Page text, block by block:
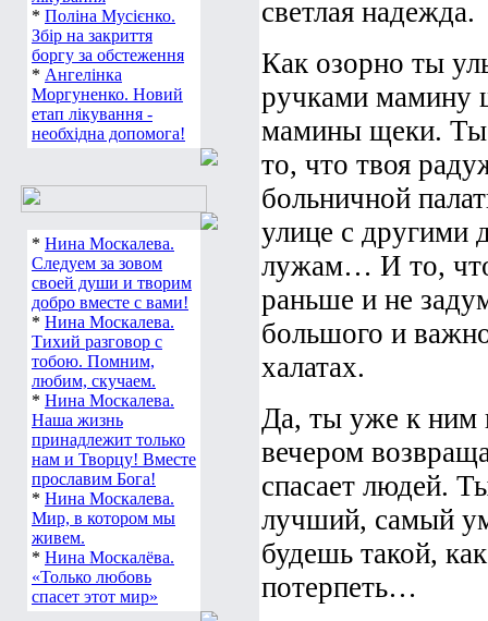
* Поліна Мусієнко.
Збір на закриття
боргу за обстеження
* Ангелінка
Моргуненко. Новий
етап лікування -
необхідна допомога!
* Нина Москалева.
Следуем за зовом
своей души и творим
добро вместе с вами!
* Нина Москалева.
Тихий разговор с
тобою. Помним,
любим, скучаем.
* Нина Москалева.
Наша жизнь
принадлежит только
нам и Творцу! Вместе
прославим Бога!
* Нина Москалева.
Мир, в котором мы
живем.
* Нина Москалёва.
«Только любовь
спасет этот мир»
светлая надежда.
Как озорно ты
ручками мамину
мамины щеки. Ты
то, что твоя
больничной
улице с другими
лужам… И то,
раньше и не
большого и
халатах.
Да, ты уже к ним
вечером
спасает людей.
лучший, самый
будешь такой,
потерпеть…